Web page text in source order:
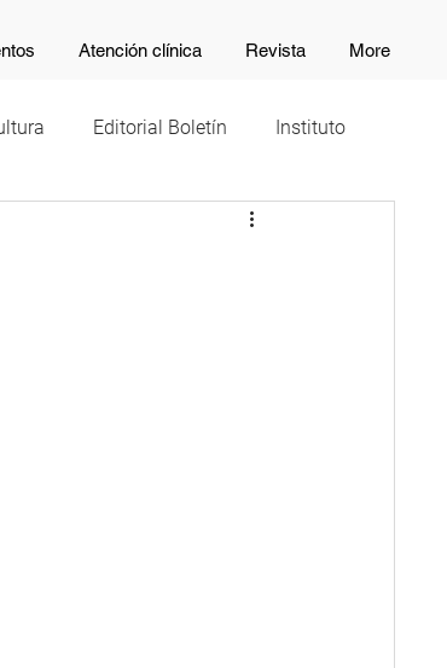
Atención clínica Revista More
Editorial Boletín Instituto